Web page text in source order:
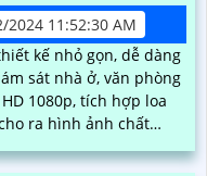
2024 11:52:30 AM
kế nhỏ gọn, dễ dàng
sát nhà ở, văn phòng
ra hình ảnh chất